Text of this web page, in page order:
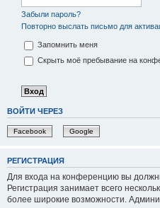
Забыли пароль?
Повторно выслать письмо для
Запомнить меня
Скрыть моё пребывание на
ВОЙТИ ЧЕРЕЗ
Facebook Google
РЕГИСТРАЦИЯ
Для входа на конференцию вы
Регистрация занимает всего
более широкие возможности.